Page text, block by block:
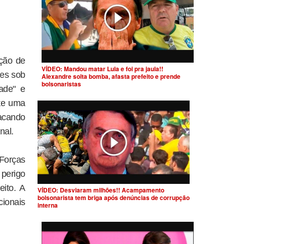
de
sob
e
uma
A
VÍDEO: Mandou matar Lula e foi pra jaula!!
Alexandre solta bomba, afasta prefeito e prende
bolsonaristas
VÍDEO: Desviaram milhões!! Acampamento
bolsonarista tem briga após denúncias de corrupção
interna